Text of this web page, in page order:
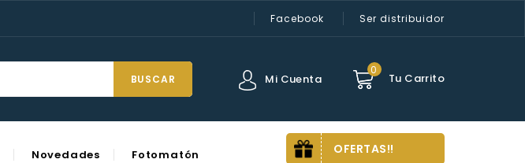
Facebook Ser distribuidor
Tu Carrito
0
Mi Cuenta
BUSCAR
OFERTAS!!
Novedades Fotomatón